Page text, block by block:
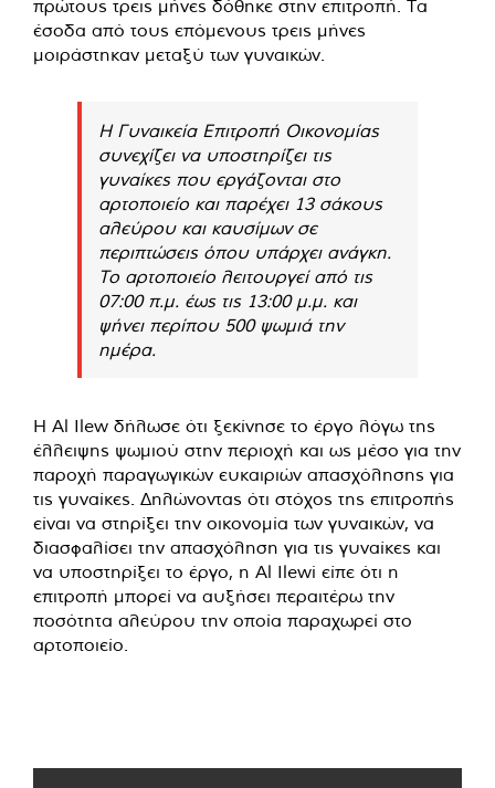
πρώτους τρεις μήνες δόθηκε στην επιτροπή. Τα
έσοδα από τους επόμενους τρεις μήνες
μοιράστηκαν μεταξύ των γυναικών.
Η Γυναικεία Επιτροπή Οικονομίας
συνεχίζει να υποστηρίζει τις
γυναίκες που εργάζονται στο
αρτοποιείο και παρέχει 13 σάκους
αλεύρου και καυσίμων σε
περιπτώσεις όπου υπάρχει ανάγκη.
Το αρτοποιείο λειτουργεί από τις
07:00 π.μ. έως τις 13:00 μ.μ. και
ψήνει περίπου 500 ψωμιά την
ημέρα.
Η Al Ilew δήλωσε ότι ξεκίνησε το έργο λόγω της
έλλειψης ψωμιού στην περιοχή και ως μέσο για την
παροχή παραγωγικών ευκαιριών απασχόλησης για
τις γυναίκες. Δηλώνοντας ότι στόχος της επιτροπής
είναι να στηρίξει την οικονομία των γυναικών, να
διασφαλίσει την απασχόληση για τις γυναίκες και
να υποστηρίξει το έργο, η Al Ilewi είπε ότι η
επιτροπή μπορεί να αυξήσει περαιτέρω την
ποσότητα αλεύρου την οποία παραχωρεί στο
αρτοποιείο.